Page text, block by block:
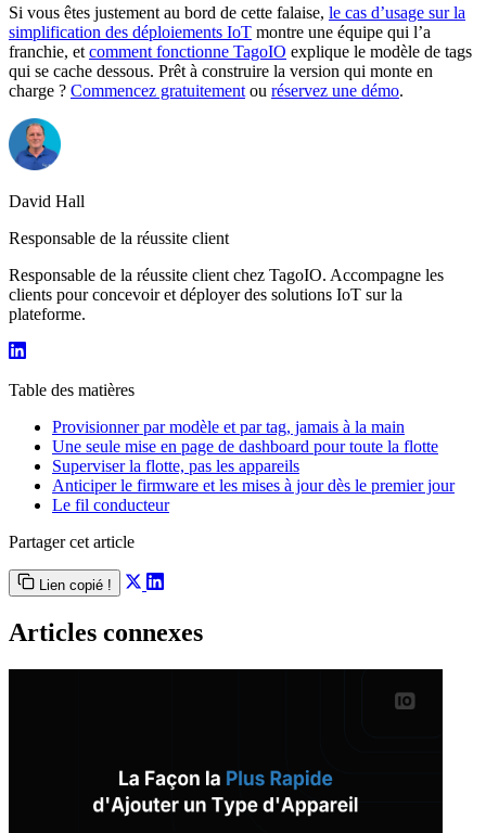
Si vous êtes justement au bord de cette falaise, le cas d’usage sur la
simplification des déploiements IoT montre une équipe qui l’a
franchie, et comment fonctionne TagoIO explique le modèle de tags
qui se cache dessous. Prêt à construire la version qui monte en
charge ? Commencez gratuitement ou réservez une démo.
David Hall
Responsable de la réussite client
Responsable de la réussite client chez TagoIO. Accompagne les
clients pour concevoir et déployer des solutions IoT sur la
plateforme.
Table des matières
Provisionner par modèle et par tag, jamais à la main
Une seule mise en page de dashboard pour toute la flotte
Superviser la flotte, pas les appareils
Anticiper le firmware et les mises à jour dès le premier jour
Le fil conducteur
Partager cet article
Lien copié !
Articles connexes